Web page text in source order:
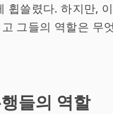
휩쓸렸다. 하지만,
그들의 역할은 무
들의 역할